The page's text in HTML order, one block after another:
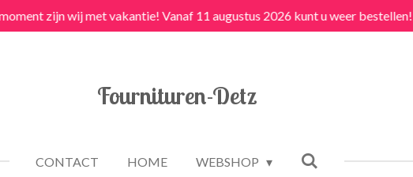
zijn wij met vakantie! Vanaf 11 augustus 2026 kunt u weer bestellen!
Fournituren-Detz
CONTACT HOME WEBSHOP